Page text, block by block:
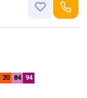
20 84 94